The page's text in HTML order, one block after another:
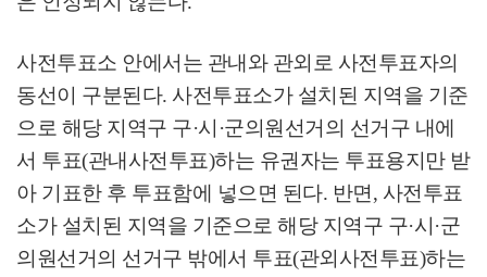
사전투표소 안에서는 관내와 관외로 사전투표자의
동선이 구분된다. 사전투표소가 설치된 지역을 기준
으로 해당 지역구 구·시 ·군의원선거의 선거구 내에
서 투표(관내사전투표)하는 유권자는 투표용지만 받
아 기표한 후 투표함에 넣으면 된다. 반면, 사전투표
소가 설치된 지역을 기준으로 해당 지역구 구·시·군
의원선거의 선거구 밖에서 투표(관외사전투표)하는